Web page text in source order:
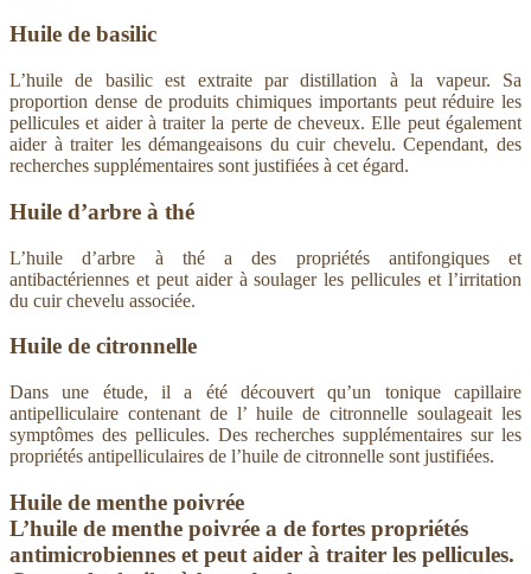
Huile de basilic
L’huile de basilic est extraite par distillation à la vapeur. Sa
proportion dense de produits chimiques importants peut réduire les
pellicules et aider à traiter la perte de cheveux. Elle peut également
aider à traiter les démangeaisons du cuir chevelu. Cependant, des
recherches supplémentaires sont justifiées à cet égard.
Huile d’arbre à thé
L’huile d’arbre à thé a des propriétés antifongiques et
antibactériennes et peut aider à soulager les pellicules et l’irritation
du cuir chevelu associée.
Huile de citronnelle
Dans une étude, il a été découvert qu’un tonique capillaire
antipelliculaire contenant de l’ huile de citronnelle soulageait les
symptômes des pellicules. Des recherches supplémentaires sur les
propriétés antipelliculaires de l’huile de citronnelle sont justifiées.
Huile de menthe poivrée
L’huile de menthe poivrée a de fortes propriétés
antimicrobiennes et peut aider à traiter les pellicules.